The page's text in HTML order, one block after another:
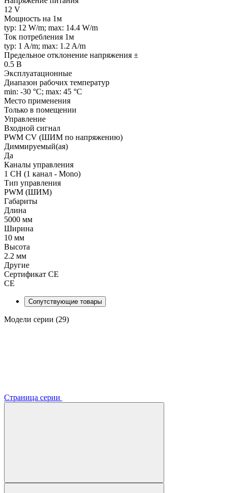
12 V
Мощность на 1м
typ: 12 W/m; max: 14.4 W/m
Ток потребления 1м
typ: 1 A/m; max: 1.2 A/m
Предельное отклонение напряжения ±
0.5 В
Эксплуатационные
Диапазон рабочих температур
min: -30 °C; max: 45 °C
Место применения
Только в помещении
Управление
Входной сигнал
PWM СV (ШИМ по напряжению)
Диммируемый(ая)
Да
Каналы управления
1 CH (1 канал - Mono)
Тип управления
PWM (ШИМ)
Габариты
Длина
5000 мм
Ширина
10 мм
Высота
2.2 мм
Другие
Сертификат CE
CE
Сопутствующие товары
Модели серии (29)
Страница серии